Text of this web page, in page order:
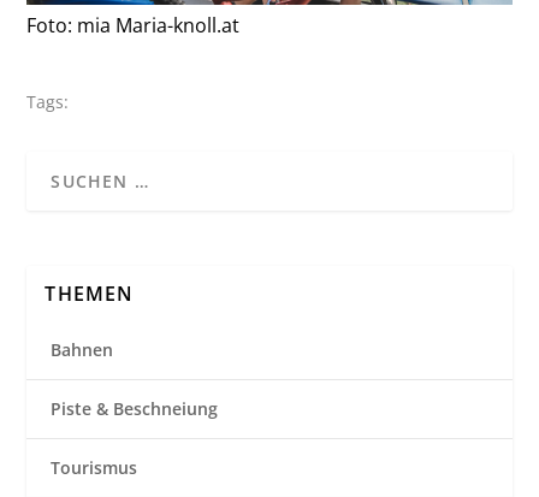
Foto: mia Maria-knoll.at
Tags:
THEMEN
Bahnen
Piste & Beschneiung
Tourismus